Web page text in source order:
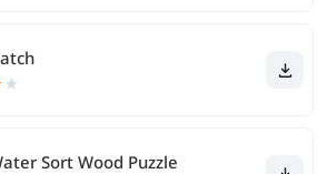
★
Sort Wood Puzzle